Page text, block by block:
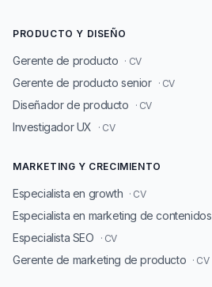
PRODUCTO Y DISEÑO
Gerente de producto · CV
Gerente de producto senior · CV
Diseñador de producto · CV
Investigador UX · CV
MARKETING Y CRECIMIENTO
Especialista en growth · CV
Especialista en marketing de contenidos
Especialista SEO · CV
Gerente de marketing de producto · CV